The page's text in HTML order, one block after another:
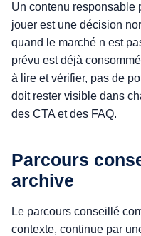
Un contenu responsable
jouer est une décision
quand le marché n est
prévu est déjà
à lire et vérifier, pas de
doit rester visible dans
des CTA et des FAQ.
Parcours
archive
Le parcours conseillé
contexte, continue par